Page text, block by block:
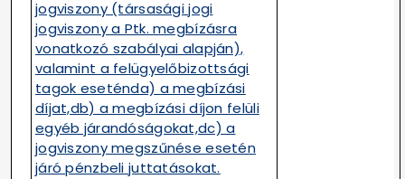
jogviszony (társasági jogi
jogviszony a Ptk. megbízásra
vonatkozó szabályai alapján),
valamint a felügyelőbizottsági
tagok eseténda) a megbízási
díjat,db) a megbízási díjon felüli
egyéb járandóságokat,dc) a
jogviszony megszűnése esetén
járó pénzbeli juttatásokat.